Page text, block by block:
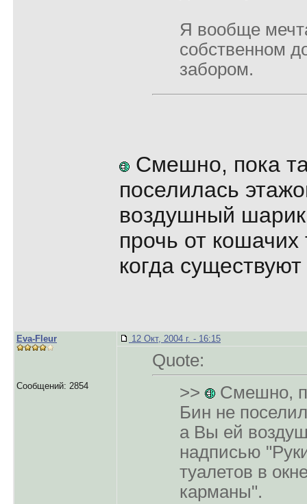
Я вообще
собственном
забором.
Смешно, пока
поселилась
воздушный
прочь от кошачих
когда
Eva-Fleur
Сообщений: 2854
12 Окт, 2004 г. - 16:15
Quote:
>>
Смешно,
Бин не
а Вы ей
надписью
туалетов в
карманы".